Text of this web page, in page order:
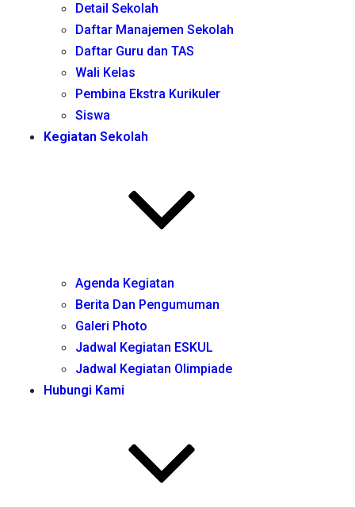
Detail Sekolah
Daftar Manajemen Sekolah
Daftar Guru dan TAS
Wali Kelas
Pembina Ekstra Kurikuler
Siswa
Kegiatan Sekolah
Agenda Kegiatan
Berita Dan Pengumuman
Galeri Photo
Jadwal Kegiatan ESKUL
Jadwal Kegiatan Olimpiade
Hubungi Kami